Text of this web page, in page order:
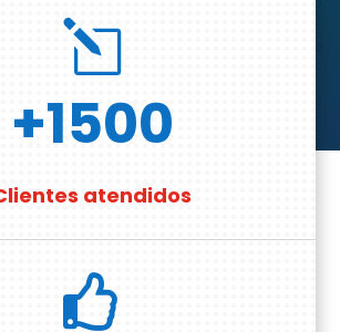
l
+1500
atendidos
